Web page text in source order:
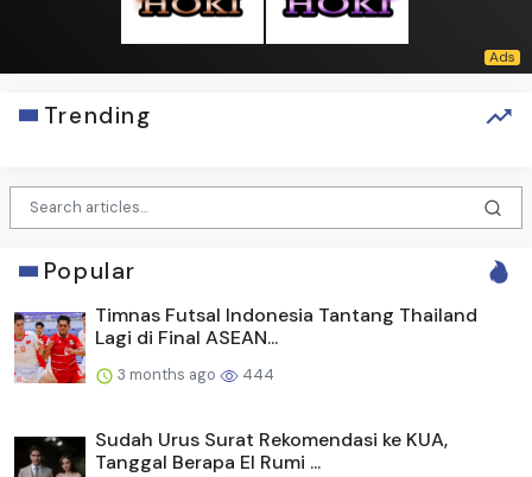
Trending
Popular
Timnas Futsal Indonesia Tantang Thailand
Lagi di Final ASEAN...
3 months ago 444
Sudah Urus Surat Rekomendasi ke KUA,
Tanggal Berapa El Rumi ...